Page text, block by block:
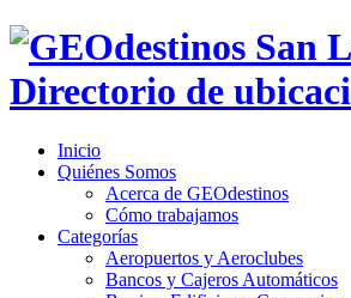
Inicio
Quiénes Somos
Acerca de GEOdestinos
Cómo trabajamos
Categorías
Aeropuertos y Aeroclubes
Bancos y Cajeros Automáticos